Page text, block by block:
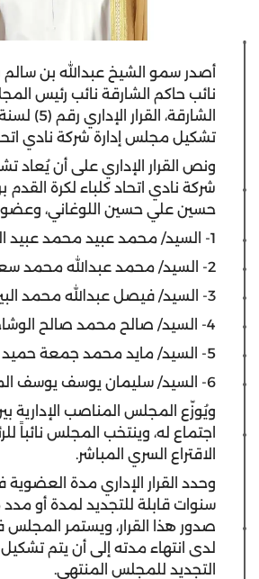
أصدر سمو الشيخ عبدالله بن
نائب حاكم الشارقة نائب رئيس
تشكيل مجلس إدارة شركة نادي
ونص القرار الإداري على أن يُعاد
شركة نادي اتحاد كلباء لكرة
حسين علي حسين اللوغاني،
1- السيد/ محمد عبيد محمد عبيد اليماحي.
2- السيد/ محمد عبدالله محمد سعيد الزعابي.
3- السيد/ فيصل عبدالله محمد البيرق اللوغاني.
4- السيد/ صالح محمد صالح الوشاحي الكتبي.
5- السيد/ مايد محمد جمعة حميد المراشدة.
6- السيد/ سليمان يوسف يوسف المغني النقبي.
ويُوزّع المجلس المناصب الإدارية
اجتماع له، وينتخب المجلس نائباً
الاقتراع السري المباشر.
وحدد القرار الإداري مدة
سنوات قابلة للتجديد لمدة أو مدد
صدور هذا القرار، ويستمر
لدى انتهاء مدته إلى أن يتم
التجديد للمجلس المنتهي.